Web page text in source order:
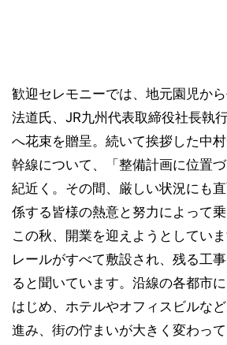
歓迎セレモニーでは、地元園児か
法道氏、JR九州代表取締役社長執
へ花束を贈呈。続いて挨拶した中
幹線について、「整備計画に位置
紀近く。その間、厳しい状況にも
係する皆様の熱意と努力によって
この秋、開業を迎えようとしてい
レールがすべて敷設され、残る工
ると聞いています。沿線の各都市
はじめ、ホテルやオフィスビルな
進み、街の佇まいが大きく変わっ